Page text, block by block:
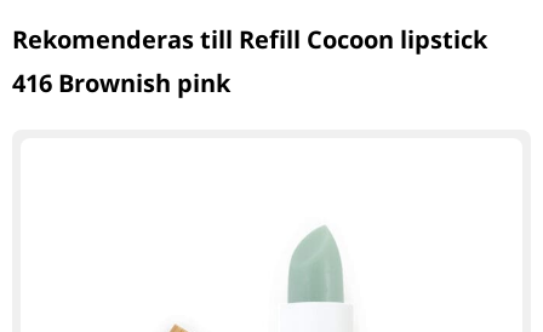
Rekomenderas till Refill Cocoon lipstick
416 Brownish pink